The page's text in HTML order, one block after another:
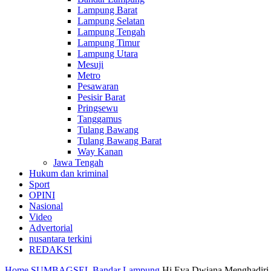
Lampung Barat
Lampung Selatan
Lampung Tengah
Lampung Timur
Lampung Utara
Mesuji
Metro
Pesawaran
Pesisir Barat
Pringsewu
Tanggamus
Tulang Bawang
Tulang Bawang Barat
Way Kanan
Jawa Tengah
Hukum dan kriminal
Sport
OPINI
Nasional
Video
Advertorial
nusantara terkini
REDAKSI